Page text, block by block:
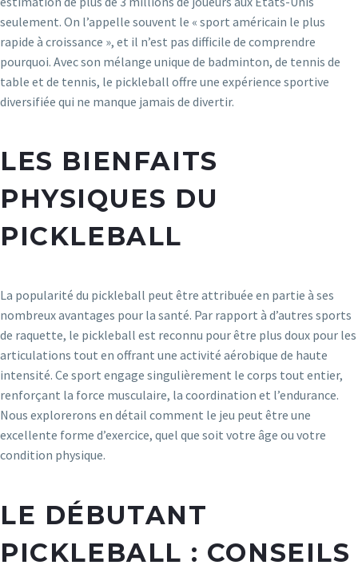
seulement. On l’appelle souvent le « sport américain le plus
rapide à croissance », et il n’est pas difficile de comprendre
pourquoi. Avec son mélange unique de badminton, de tennis de
table et de tennis, le pickleball offre une expérience sportive
diversifiée qui ne manque jamais de divertir.
LES BIENFAITS
PHYSIQUES DU
PICKLEBALL
La popularité du pickleball peut être attribuée en partie à ses
nombreux avantages pour la santé. Par rapport à d’autres sports
de raquette, le pickleball est reconnu pour être plus doux pour les
articulations tout en offrant une activité aérobique de haute
intensité. Ce sport engage singulièrement le corps tout entier,
renforçant la force musculaire, la coordination et l’endurance.
Nous explorerons en détail comment le jeu peut être une
excellente forme d’exercice, quel que soit votre âge ou votre
condition physique.
LE DÉBUTANT
PICKLEBALL : CONSEILS